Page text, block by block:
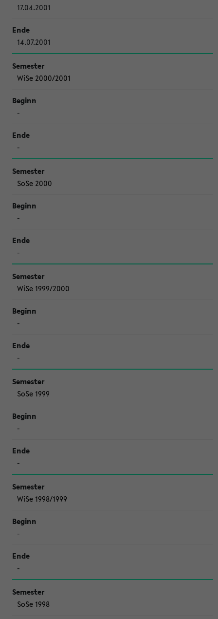
17.04.2001
14.07.2001
WiSe 2000/2001
-
-
SoSe 2000
-
-
WiSe 1999/2000
-
-
SoSe 1999
-
-
WiSe 1998/1999
-
-
SoSe 1998